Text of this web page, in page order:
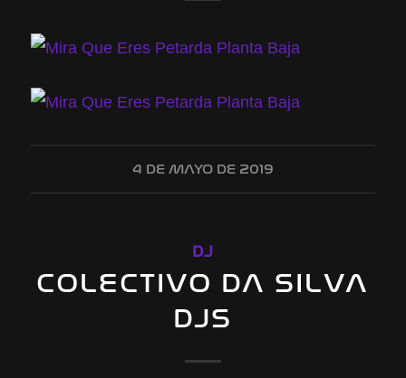
4 DE MAYO DE 2019
DJ
COLECTIVO DA SILVA
DJS